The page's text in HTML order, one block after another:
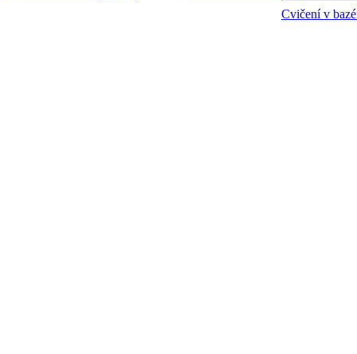
Cvičení v